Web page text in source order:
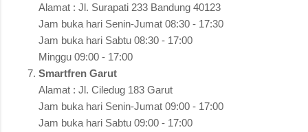
Alamat : Jl. Surapati 233 Bandung 40123
Jam buka hari Senin-Jumat 08:30 - 17:30
Jam buka hari Sabtu 08:30 - 17:00
Minggu 09:00 - 17:00
Smartfren Garut
Alamat : Jl. Ciledug 183 Garut
Jam buka hari Senin-Jumat 09:00 - 17:00
Jam buka hari Sabtu 09:00 - 17:00